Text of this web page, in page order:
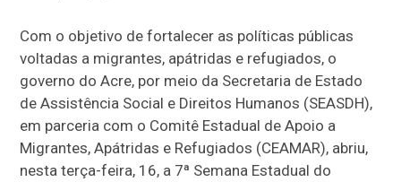
Com o objetivo de fortalecer as políticas públicas
voltadas a migrantes, apátridas e refugiados, o
governo do Acre, por meio da Secretaria de Estado
de Assistência Social e Direitos Humanos (SEASDH),
em parceria com o Comitê Estadual de Apoio a
Migrantes, Apátridas e Refugiados (CEAMAR), abriu,
nesta terça-feira, 16, a 7ª Semana Estadual do